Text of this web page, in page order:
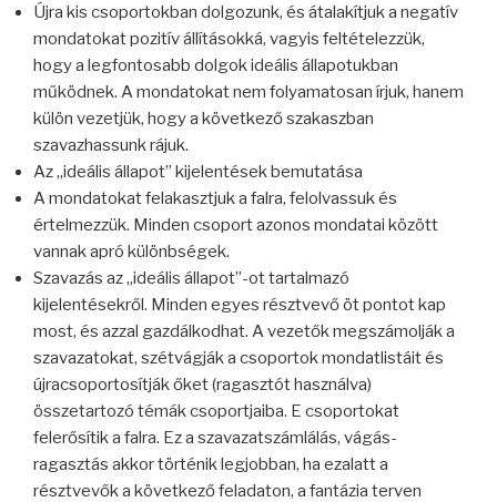
Újra kis csoportokban dolgozunk, és átalakítjuk a negatív
mondatokat pozitív állításokká, vagyis feltételezzük,
hogy a legfontosabb dolgok ideális állapotukban
működnek. A mondatokat nem folyamatosan írjuk, hanem
külön vezetjük, hogy a következő szakaszban
szavazhassunk rájuk.
Az „ideális állapot” kijelentések bemutatása
A mondatokat felakasztjuk a falra, felolvassuk és
értelmezzük. Minden csoport azonos mondatai között
vannak apró különbségek.
Szavazás az „ideális állapot”-ot tartalmazó
kijelentésekről. Minden egyes résztvevő öt pontot kap
most, és azzal gazdálkodhat. A vezetők megszámolják a
szavazatokat, szétvágják a csoportok mondatlistáit és
újracsoportosítják őket (ragasztót használva)
összetartozó témák csoportjaiba. E csoportokat
felerősítik a falra. Ez a szavazatszámlálás, vágás-
ragasztás akkor történik legjobban, ha ezalatt a
résztvevők a következő feladaton, a fantázia terven